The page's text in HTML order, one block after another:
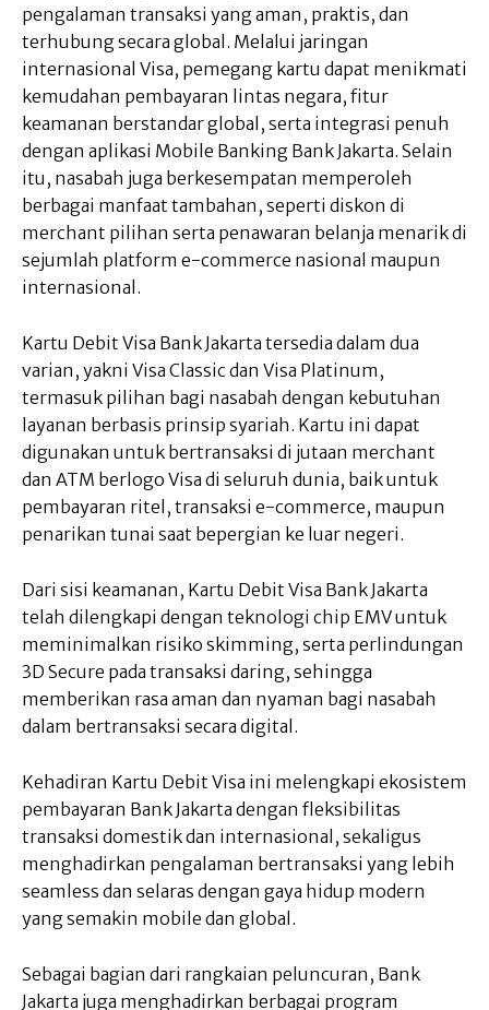
pengalaman transaksi yang aman, praktis, dan
terhubung secara global. Melalui jaringan
internasional Visa, pemegang kartu dapat menikmati
kemudahan pembayaran lintas negara, fitur
keamanan berstandar global, serta integrasi penuh
dengan aplikasi Mobile Banking Bank Jakarta. Selain
itu, nasabah juga berkesempatan memperoleh
berbagai manfaat tambahan, seperti diskon di
merchant pilihan serta penawaran belanja menarik di
sejumlah platform e-commerce nasional maupun
internasional.
Kartu Debit Visa Bank Jakarta tersedia dalam dua
varian, yakni Visa Classic dan Visa Platinum,
termasuk pilihan bagi nasabah dengan kebutuhan
layanan berbasis prinsip syariah. Kartu ini dapat
digunakan untuk bertransaksi di jutaan merchant
dan ATM berlogo Visa di seluruh dunia, baik untuk
pembayaran ritel, transaksi e-commerce, maupun
penarikan tunai saat bepergian ke luar negeri.
Dari sisi keamanan, Kartu Debit Visa Bank Jakarta
telah dilengkapi dengan teknologi chip EMV untuk
meminimalkan risiko skimming, serta perlindungan
3D Secure pada transaksi daring, sehingga
memberikan rasa aman dan nyaman bagi nasabah
dalam bertransaksi secara digital.
Kehadiran Kartu Debit Visa ini melengkapi ekosistem
pembayaran Bank Jakarta dengan fleksibilitas
transaksi domestik dan internasional, sekaligus
menghadirkan pengalaman bertransaksi yang lebih
seamless dan selaras dengan gaya hidup modern
yang semakin mobile dan global.
Sebagai bagian dari rangkaian peluncuran, Bank
Jakarta juga menghadirkan berbagai program